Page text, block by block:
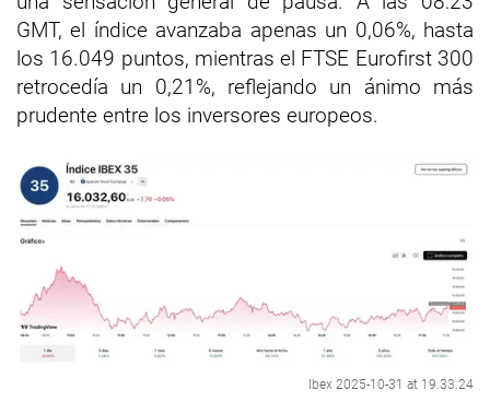
GMT, el índice avanzaba apenas un 0,06%, hasta
los 16.049 puntos, mientras el FTSE Eurofirst 300
retrocedía un 0,21%, reflejando un ánimo más
prudente entre los inversores europeos.
Ibex 2025-10-31 at 19.33.24